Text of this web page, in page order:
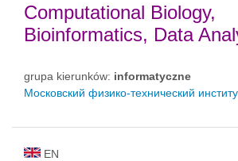
Computational Biology,
Bioinformatics, Data
grupa kierunków: informatyczne
Московский физико-технический
EN